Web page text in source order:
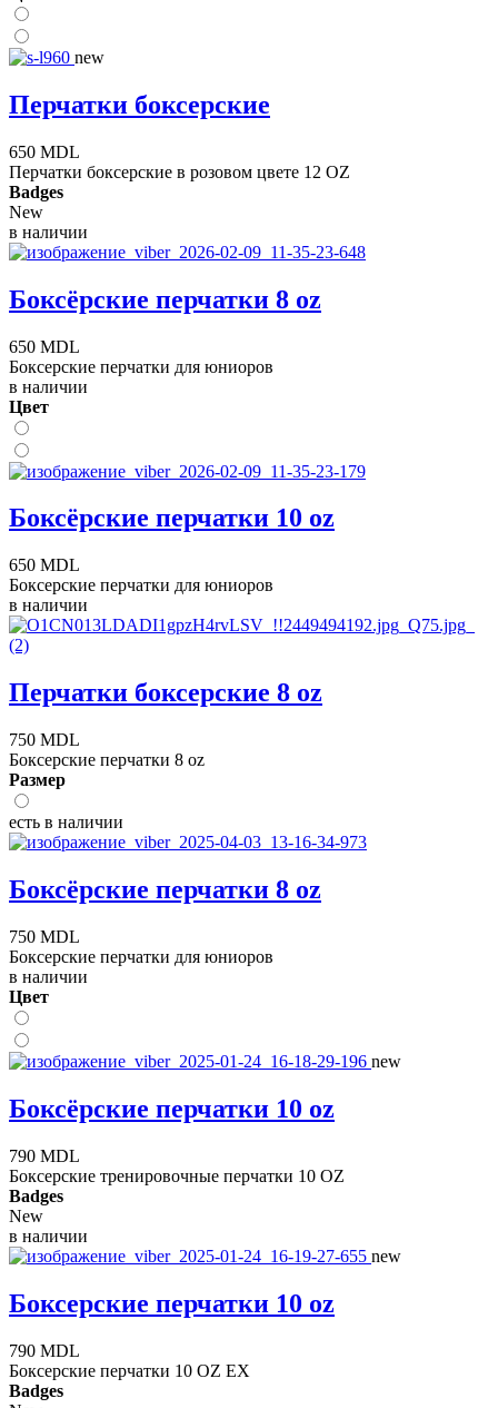
new
Перчатки боксерские
650 MDL
Перчатки боксерские в розовом цвете 12 OZ
Badges
New
в наличии
Боксёрские перчатки 8 oz
650 MDL
Боксерские перчатки для юниоров
в наличии
Цвет
Боксёрские перчатки 10 oz
650 MDL
Боксерские перчатки для юниоров
в наличии
Перчатки боксерские 8 oz
750 MDL
Боксерские перчатки 8 oz
Размер
есть в наличии
Боксёрские перчатки 8 oz
750 MDL
Боксерские перчатки для юниоров
в наличии
Цвет
new
Боксёрские перчатки 10 oz
790 MDL
Боксерские тренировочные перчатки 10 OZ
Badges
New
в наличии
new
Боксерские перчатки 10 oz
790 MDL
Боксерские перчатки 10 OZ EX
Badges